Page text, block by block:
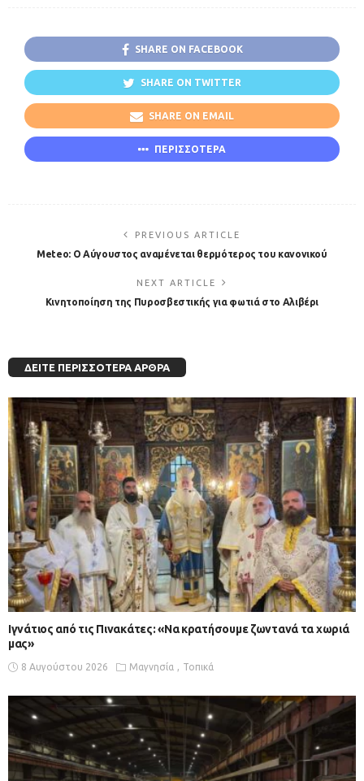
SHARE ON FACEBOOK
SHARE ON TWITTER
SHARE ON EMAIL
ΠΕΡΙΣΣΟΤΕΡΑ
PREVIOUS ARTICLE
Meteo: O Αύγουστος αναμένεται θερμότερος του κανονικού
NEXT ARTICLE
Κινητοποίηση της Πυροσβεστικής για φωτιά στο Αλιβέρι
ΔΕΊΤΕ ΠΕΡΙΣΣΌΤΕΡΑ ΆΡΘΡΑ
Ιγνάτιος από τις Πινακάτες: «Να κρατήσουμε ζωντανά τα χωριά
μας»
8 Αυγούστου 2026 Μαγνησία Τοπικά